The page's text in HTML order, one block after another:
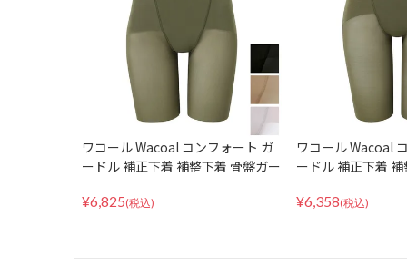
ワコール Wacoal コンフォート ガ
ードル 補正下着 補整下着 骨盤ガー
¥6,825(税込)
ワコール Wacoal
ードル 補正下着
GFA152
¥6,358(税込)